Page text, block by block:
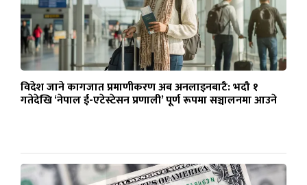
विदेश जाने कागजात प्रमाणीकरण अब अनलाइनबाटै: भदौ १
गतेदेखि ‘नेपाल ई-एटेस्टेसन प्रणाली’ पूर्ण रूपमा सञ्चालनमा आउने